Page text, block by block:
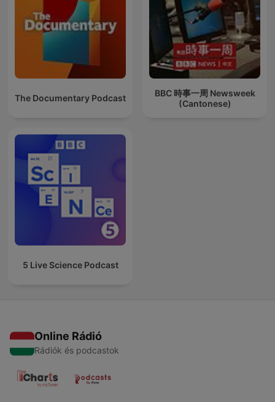
The Documentary Podcast
BBC 時事一周 Newsweek
(Cantonese)
5 Live Science Podcast
Online Rádió
Rádiók és podcastok